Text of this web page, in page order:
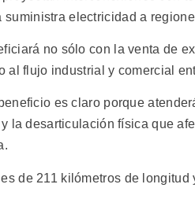
electricidad a
no sólo con la venta de
al flujo industrial y comercial
es claro porque
la desarticulación física que
de 211 kilómetros de